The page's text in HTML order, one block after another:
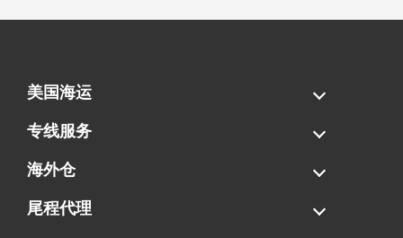
美国海运
海运拼柜
海运整柜
美国海卡
加拿大海运
专线服务
FBA专线直送
超大件专线
AWD专线
电池专线
海外仓
一件代发
FBA中转
贴标换标
拆柜/存储
尾程代理